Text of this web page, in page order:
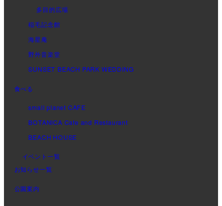
多目的広場
稲毛記念館
海星庵
野外音楽堂
SUNSET BEACH PARK WEDDING
食べる
small planet CAFE
BOTANICA Cafe and Restaurant
BEACH HOUSE
イベント一覧
お知らせ一覧
公園案内